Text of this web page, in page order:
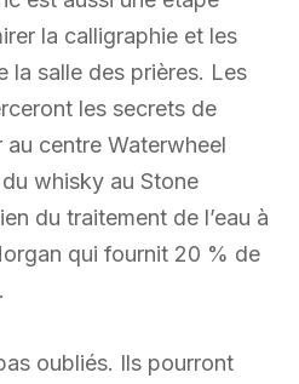
la calligraphie et les
la salle des prières. Les
les secrets de
au centre Waterwheel
whisky au Stone
du traitement de l’eau à
qui fournit 20 % de
oubliés. Ils pourront